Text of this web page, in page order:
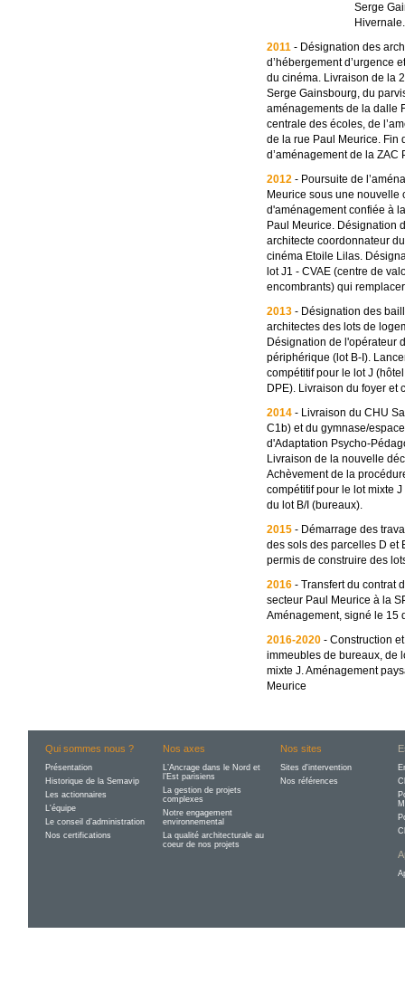
Serge
Hivernale.
2011 - Désignation des
d’hébergement d’urgence
du cinéma. Livraison de la
Serge Gainsbourg, du
aménagements de la dalle
centrale des écoles, de
de la rue Paul Meurice. Fin
d’aménagement de la ZAC
2012 - Poursuite de
Meurice sous une nouvelle
d'aménagement confiée à
Paul Meurice. Désignation
architecte coordonnateur
cinéma Etoile Lilas.
lot J1 - CVAE (centre de
encombrants) qui
2013 - Désignation des
architectes des lots de
Désignation de l'opérateur
périphérique (lot B-I).
compétitif pour le lot J
DPE). Livraison du foyer et
2014 - Livraison du CHU
C1b) et du gymnase/
d'Adaptation Psycho-
Livraison de la nouvelle
Achèvement de la
compétitif pour le lot mixte
du lot B/I (bureaux).
2015 - Démarrage des
des sols des parcelles D et
permis de construire des
2016 - Transfert du contrat
secteur Paul Meurice à la
Aménagement, signé le 15
2016-2020 - Construction
immeubles de bureaux, de
mixte J. Aménagement
Meurice
Qui sommes nous ?
Présentation
Historique de la Semavip
Les actionnaires
L'équipe
Le conseil d’administration
Nos certifications
Nos axes
L’Ancrage dans le Nord et
l’Est parisiens
La gestion de projets
complexes
Notre engagement
environnemental
La qualité architecturale au
coeur de nos projets
Nos sites
Sites d'intervention
Nos références